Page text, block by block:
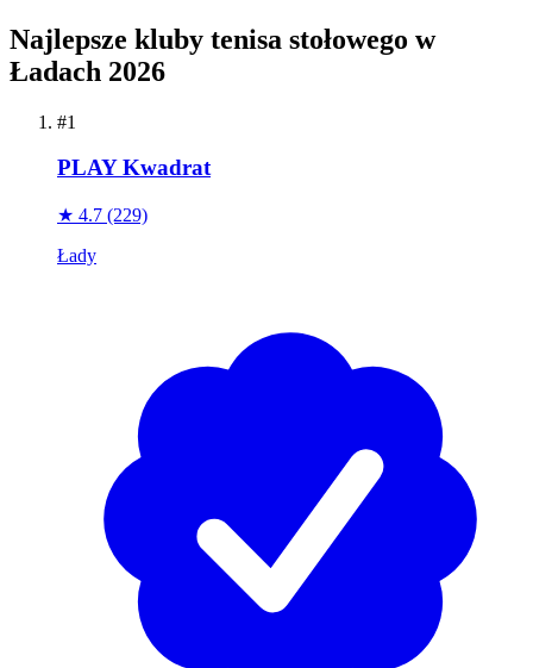
Najlepsze kluby tenisa stołowego w
Ładach 2026
#1
PLAY Kwadrat
★ 4.7 (229)
Łady